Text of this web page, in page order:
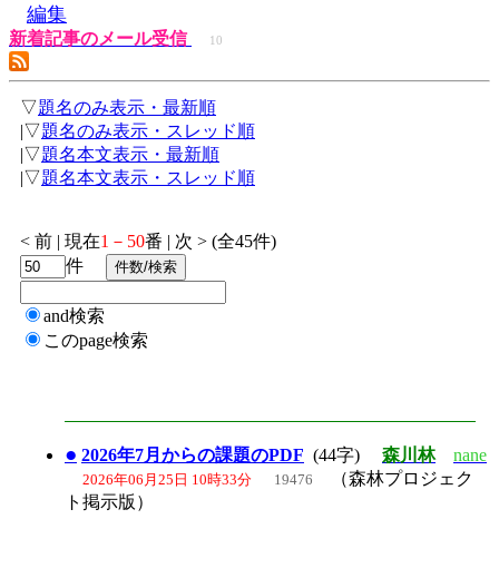
編集
新着記事のメール受信 10
▽題名のみ表示・最新順
|▽題名のみ表示・スレッド順
|▽題名本文表示・最新順
|▽題名本文表示・スレッド順
< 前 | 現在1－50番 | 次 > (全45件)
件
and検索
このpage検索
● 2026年7月からの課題のPDF (44字) 森川林 nane
2026年06月25日 10時33分 19476
（森林プロジェク
ト掲示版）